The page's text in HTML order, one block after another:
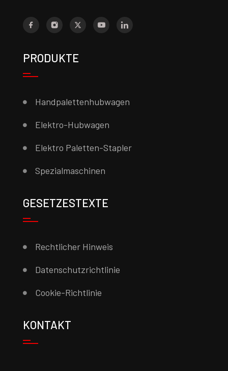
PRODUKTE
Handpalettenhubwagen
Elektro-Hubwagen
Elektro Paletten-Stapler
Spezialmaschinen
GESETZESTEXTE
Rechtlicher Hinweis
Datenschutzrichtlinie
Cookie-Richtlinie
KONTAKT